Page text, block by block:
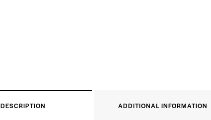
DESCRIPTION ADDITIONAL INFORMATION